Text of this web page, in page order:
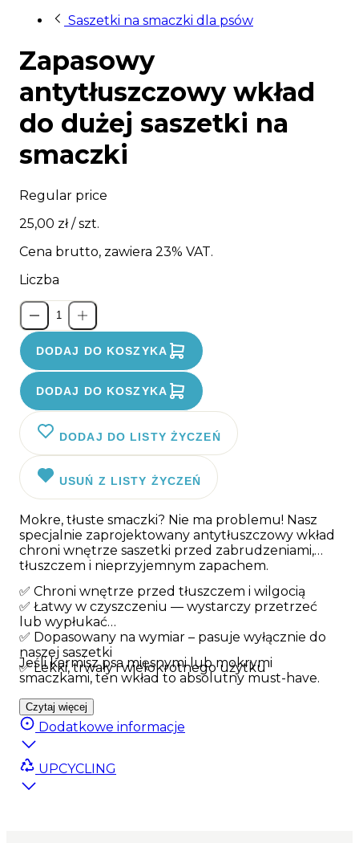
Saszetki na smaczki dla psów
Zapasowy
antytłuszczowy wkład
do dużej saszetki na
smaczki
Regular price
25,00 zł/ szt.
Cena brutto, zawiera 23% VAT.
Liczba
DODAJ DO KOSZYKA
DODAJ DO KOSZYKA
DODAJ DO LISTY ŻYCZEŃ
USUŃ Z LISTY ŻYCZEŃ
Mokre, tłuste smaczki? Nie ma problemu! Nasz
specjalnie zaprojektowany antytłuszczowy wkład
chroni wnętrze saszetki przed zabrudzeniami,
tłuszczem i nieprzyjemnym zapachem.
✅ Chroni wnętrze przed tłuszczem i wilgocią
✅ Łatwy w czyszczeniu — wystarczy przetrzeć
lub wypłukać
✅ Dopasowany na wymiar – pasuje wyłącznie do
naszej saszetki
✅ Lekki, trwały i wielokrotnego użytku
Jeśli karmisz psa mięsnymi lub mokrymi
smaczkami, ten wkład to absolutny must-have.
Czytaj więcej
Dodatkowe informacje
UPCYCLING